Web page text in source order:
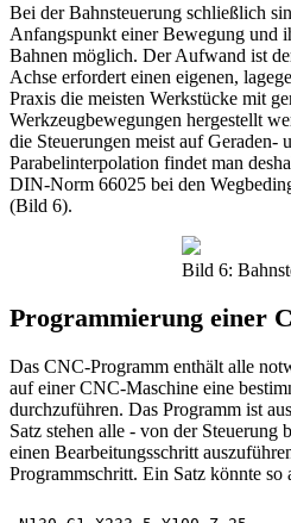
Bei der Bahnsteuerung schließlich
Anfangspunkt einer Bewegung und
Bahnen möglich. Der Aufwand ist
Achse erfordert einen eigenen,
Praxis die meisten Werkstücke mit
Werkzeugbewegungen hergestellt
die Steuerungen meist auf
Parabelinterpolation findet man
DIN-Norm 66025 bei den
(Bild 6).
Bild 6:
Programmierung einer
Das CNC-Programm enthält alle
auf einer CNC-Maschine eine
durchzuführen. Das Programm ist
Satz stehen alle - von der Steuerung
einen Bearbeitungsschritt
Programmschritt. Ein Satz könnte so